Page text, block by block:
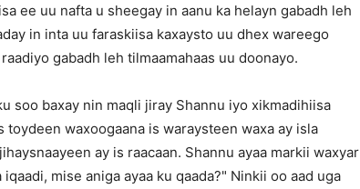
ee uu nafta u sheegay in aanu ka helayn gabadh leh
in inta uu faraskiisa kaxaysto uu dhex wareego
gabadh leh tilmaamahaas uu doonayo.
soo baxay nin maqli jiray Shannu iyo xikmadihiisa
toydeen waxoogaana is waraysteen waxa ay isla
ay is raacaan. Shannu ayaa markii waxyar
mise aniga ayaa ku qaada?" Ninkii oo aad uga